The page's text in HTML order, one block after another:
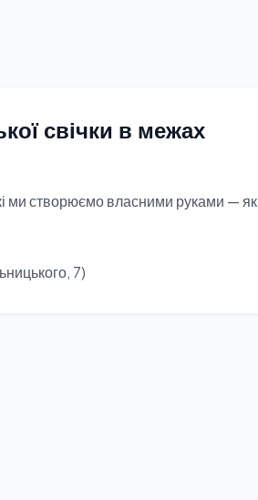
свічки в межах
ми створюємо власними руками — як
7)